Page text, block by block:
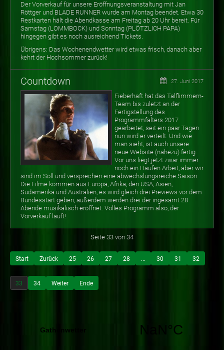
Der Vorverkauf für unsere Eröffnungsveranstaltung mit Jan
Röttger und BLADE RUNNER wurde am Montag beendet. Etwa 30
Restkarten hält die Abendkasse am Freitag ab 20 Uhr bereit. Für
Samstag (LOMMBOCK) und Sonntag (PLÖTZLICH PAPA)
hingegen gibt es noch ausreichend Tickets.
Übrigens: Das Wochenendwetter wird etwas frisch, danach aber
kehrt der Hochsommer zurück!
Countdown 27. Juni 2017
Fieberhaft hat das Talflimmern-
Team bis zuletzt an der
Fertigstellung des
Programmfalters 2017
gearbeitet, seit ein paar Tagen
nun wird er verteilt. Und wie
man sieht, ist auch unsere
neue Website (nahezu) fertig.
Vor uns liegt jetzt zwar immer
noch ein Haufen Arbeit, aber wir
sind im Soll und versprechen eine abwechslungsreiche Saison:
Die Filme kommen aus Europa, Afrika, den USA, Asien,
Südamerika und Australien, es wird gleich drei Previews vor dem
Bundesstart geben, außerdem werden drei der ingesamt 28
Abende musikalisch eröffnet. Volles Programm also, der
Vorverkauf läuft!
Seite 33 von 34
Start Zurück 25 26 27 28 ... 30 31 32
33 34 Weiter Ende